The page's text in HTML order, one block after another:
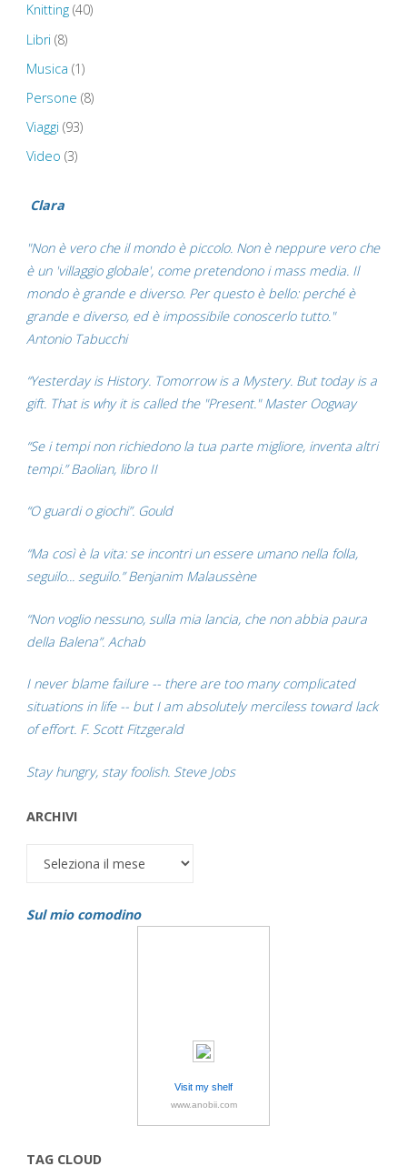
Knitting(40)
Libri (8)
Musica (1)
Persone (8)
Viaggi (93)
Video (3)
Clara
"Non è vero che il mondo è piccolo. Non è neppure vero che
è un 'villaggio globale', come pretendono i mass media. Il
mondo è grande e diverso. Per questo è bello: perché è
grande e diverso, ed è impossibile conoscerlo tutto."
Antonio Tabucchi
“Yesterday is History. Tomorrow is a Mystery. But today is a
gift. That is why it is called the "Present." Master Oogway
“Se i tempi non richiedono la tua parte migliore, inventa altri
tempi.” Baolian, libro II
“O guardi o giochi”. Gould
“Ma così è la vita: se incontri un essere umano nella folla,
seguilo... seguilo.” Benjanim Malaussène
“Non voglio nessuno, sulla mia lancia, che non abbia paura
della Balena”. Achab
I never blame failure -- there are too many complicated
situations in life -- but I am absolutely merciless toward lack
of effort. F. Scott Fitzgerald
Stay hungry, stay foolish. Steve Jobs
ARCHIVI
Archivi
Sul mio comodino
Visit my shelf
www.anobii.com
TAG CLOUD